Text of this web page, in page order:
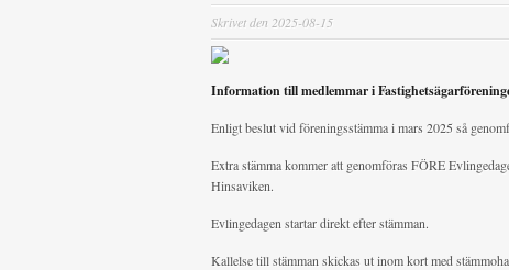
Skrivet den 2025-08-15
Information till medlemmar i
Enligt beslut vid föreningsstämma i mars 2025 så
Extra stämma kommer att genomföras FÖRE
Hinsaviken.
Evlingedagen startar direkt efter stämman.
Kallelse till stämman skickas ut inom kort med